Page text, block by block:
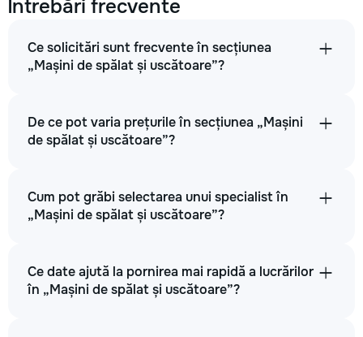
Întrebări frecvente
Ce solicitări sunt frecvente în secțiunea
„Mașini de spălat și uscătoare”?
De ce pot varia prețurile în secțiunea „Mașini
de spălat și uscătoare”?
Cum pot grăbi selectarea unui specialist în
„Mașini de spălat și uscătoare”?
Ce date ajută la pornirea mai rapidă a lucrărilor
în „Mașini de spălat și uscătoare”?